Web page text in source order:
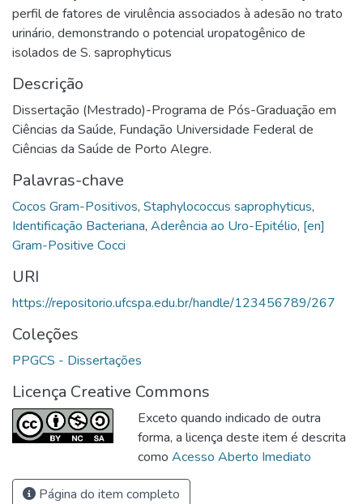
perfil de fatores de virulência associados à adesão no trato
urinário, demonstrando o potencial uropatogênico de
isolados de S. saprophyticus
Descrição
Dissertação (Mestrado)-Programa de Pós-Graduação em
Ciências da Saúde, Fundação Universidade Federal de
Ciências da Saúde de Porto Alegre.
Palavras-chave
Cocos Gram-Positivos, Staphylococcus saprophyticus,
Identificação Bacteriana, Aderência ao Uro-Epitélio, [en]
Gram-Positive Cocci
URI
https://repositorio.ufcspa.edu.br/handle/123456789/267
Coleções
PPGCS - Dissertações
Licença Creative Commons
Exceto quando indicado de outra
forma, a licença deste item é descrita
como Acesso Aberto Imediato
Página do item completo